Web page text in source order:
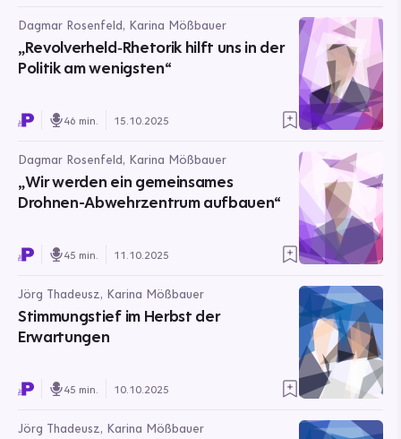
Dagmar Rosenfeld, Karina Mößbauer
„Revolverheld‑Rhetorik hilft uns in der
Politik am wenigsten“
46 min. 15.10.2025
Dagmar Rosenfeld, Karina Mößbauer
„Wir werden ein gemeinsames
Drohnen-Abwehrzentrum aufbauen“
45 min. 11.10.2025
Jörg Thadeusz, Karina Mößbauer
Stimmungstief im Herbst der
Erwartungen
45 min. 10.10.2025
Jörg Thadeusz, Karina Mößbauer